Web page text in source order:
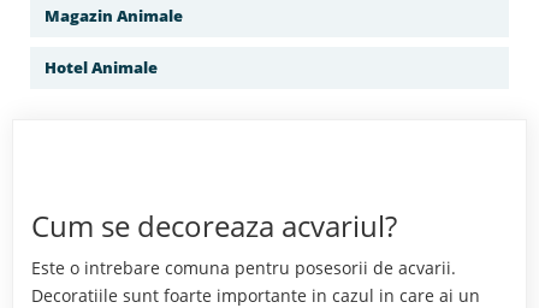
Magazin Animale
Hotel Animale
Cum se decoreaza acvariul?
Este o intrebare comuna pentru posesorii de acvarii.
Decoratiile sunt foarte importante in cazul in care ai un